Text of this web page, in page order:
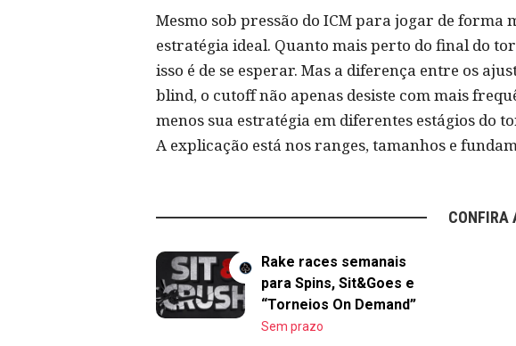
Mesmo sob pressão do ICM para jogar de
estratégia ideal. Quanto mais perto do final do
isso é de se esperar. Mas a diferença entre os
blind, o cutoff não apenas desiste com mais
menos sua estratégia em diferentes estágios do
A explicação está nos ranges, tamanhos e
CONFIRA
Rake races semanais
para Spins, Sit&Goes e
“Torneios On Demand”
Sem prazo